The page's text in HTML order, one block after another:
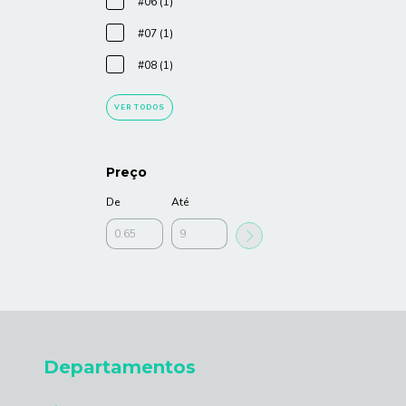
#07 (1)
#08 (1)
VER TODOS
Preço
De Até
Departamentos